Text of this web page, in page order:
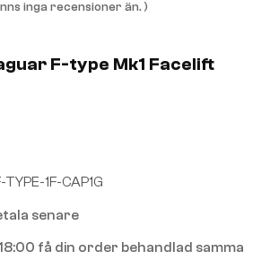
inga recensioner än. )
F-type Mk1 Facelift
1F-CAP1G
senare
få din order behandlad samma